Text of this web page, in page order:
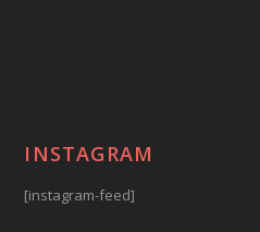
INSTAGRAM
[instagram-feed]